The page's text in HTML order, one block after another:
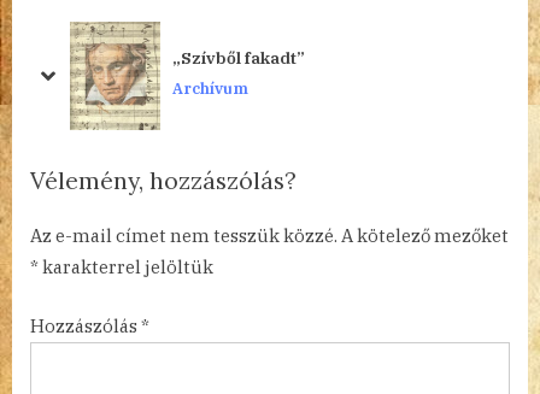
u
s
t
:
„Szívből fakadt”
Archívum
prev
next
Vélemény, hozzászólás?
Az e-mail címet nem tesszük közzé. A kötelező mezőket
*karakterrel jelöltük
Hozzászólás *